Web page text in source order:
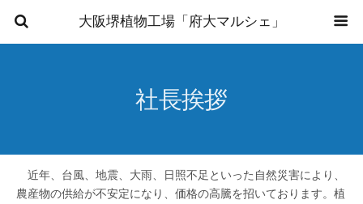
大阪堺植物工場「府大マルシェ」
社長挨拶
近年、台風、地震、大雨、日照不足といった自然災害により、
農産物の供給が不安定になり、価格の高騰を招いております。植